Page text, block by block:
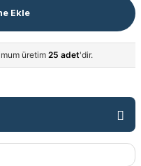
Ekle
üretim 25 adet'dir.